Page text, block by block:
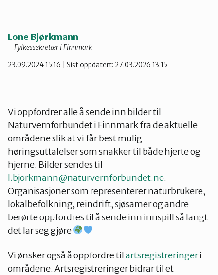
Lone Bjørkmann
– Fylkessekretær i Finnmark
23.09.2024 15:16 | Sist oppdatert: 27.03.2026 13:15
Vi oppfordrer alle å sende inn bilder til
Naturvernforbundet i Finnmark fra de aktuelle
områdene slik at vi får best mulig
høringsuttalelser som snakker til både hjerte og
hjerne. Bilder sendes til
l.bjorkmann@naturvernforbundet.no.
Organisasjoner som representerer naturbrukere,
lokalbefolkning, reindrift, sjøsamer og andre
berørte oppfordres til å sende inn innspill så langt
det lar seg gjøre
Vi ønsker også å oppfordre tilartsregistreringeri
områdene. Artsregistreringer bidrar til et